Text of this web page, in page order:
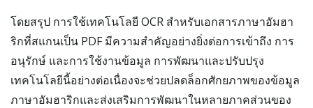
โดยสรุป การใช้เทคโนโลยี OCR สำหรับเอกสารภาษาอัมฮา
ริกที่สแกนเป็น PDF มีความสำคัญอย่างยิ่งต่อการเข้าถึง การ
อนุรักษ์ และการใช้งานข้อมูล การพัฒนาและปรับปรุง
เทคโนโลยีนี้อย่างต่อเนื่องจะช่วยปลดล็อกศักยภาพของข้อมูล
ภาษาอัมฮาริกและส่งเสริมการพัฒนาในหลายภาคส่วนของ